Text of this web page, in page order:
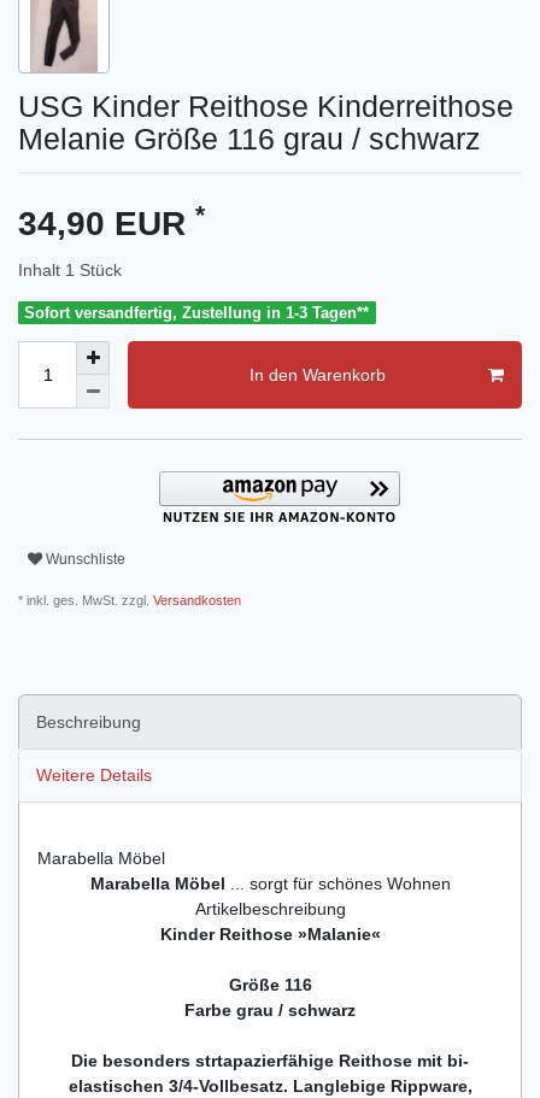
USG Kinder Reithose Kinderreithose
Melanie Größe 116 grau / schwarz
34,90 EUR *
Inhalt 1 Stück
Sofort versandfertig, Zustellung in 1-3 Tagen**
In den Warenkorb
Wunschliste
* inkl. ges. MwSt. zzgl. Versandkosten
Beschreibung
Weitere Details
Marabella Möbel
Marabella Möbel ... sorgt für schönes Wohnen
Artikelbeschreibung
Kinder Reithose »Malanie«
Größe 116
Farbe grau / schwarz
Die besonders strtapazierfähige Reithose mit bi-
elastischen 3/4-Vollbesatz. Langlebige Rippware,